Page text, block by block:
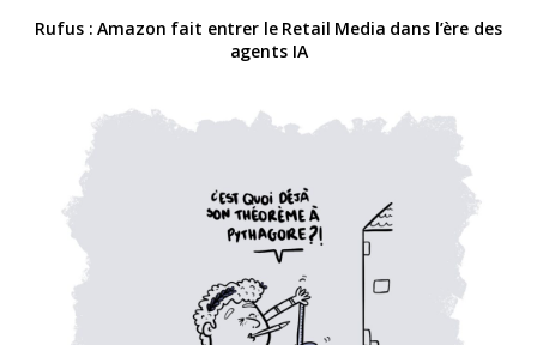
Rufus : Amazon fait entrer le Retail Media dans l’ère des
agents IA